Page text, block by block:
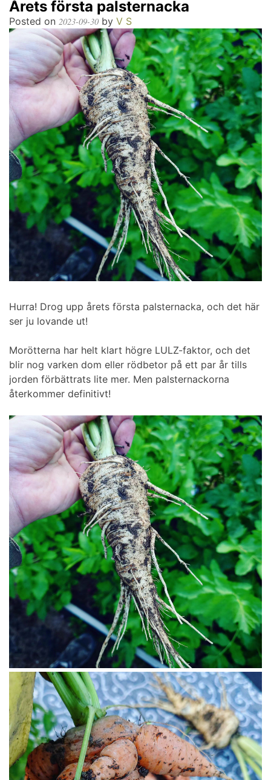
Årets första palsternacka
Posted on 2023-09-30 by V S
Hurra! Drog upp årets första palsternacka, och det här
ser ju lovande ut!
Morötterna har helt klart högre LULZ-faktor, och det
blir nog varken dom eller rödbetor på ett par år tills
jorden förbättrats lite mer. Men palsternackorna
återkommer definitivt!